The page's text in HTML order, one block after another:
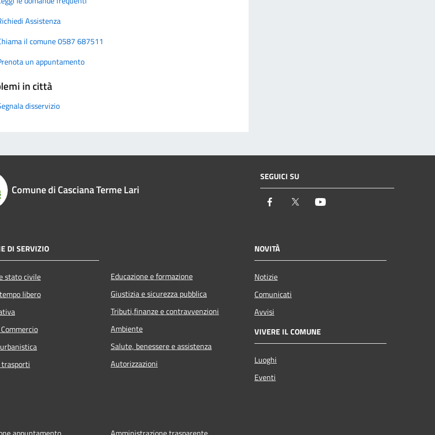
Assistenza
il comune 0587 687511
un appuntamento
in città
disservizio
Comune di Casciana Terme Lari
SEGUICI SU
Facebook Twitter
DI SERVIZIO
stato civile
libero
Educazione e formazione
Giustizia e sicurezza pubblica
Tributi,finanze e contravvenzioni
Ambiente
Salute, benessere e assistenza
Autorizzazioni
NOVITÀ
Notizie
Comunicati
Avvisi
VIVERE IL COMUNE
Luoghi
Eventi